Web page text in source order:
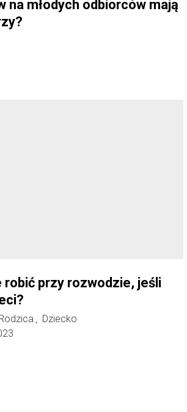
na młodych odbiorców mają
robić przy rozwodzie, jeśli
,
Dziecko